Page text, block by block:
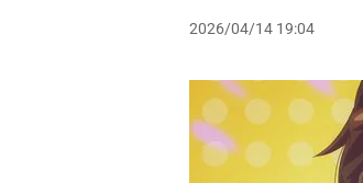
2026/04/14 19:04